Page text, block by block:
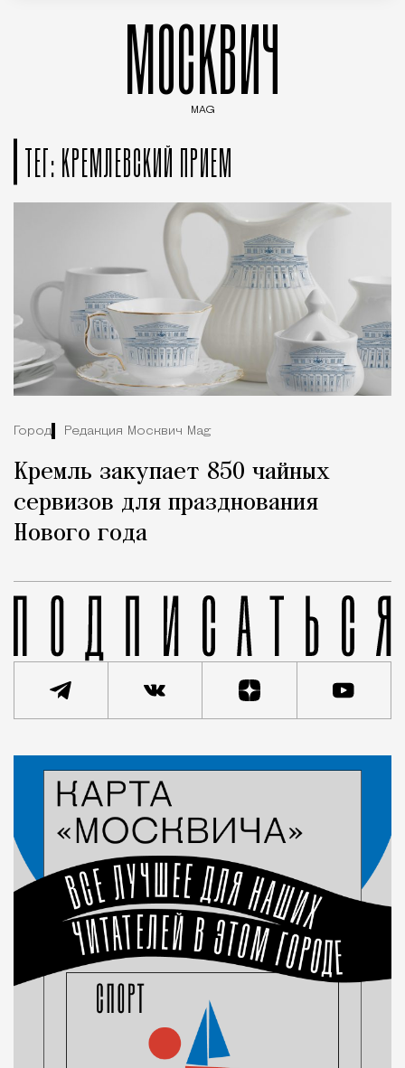
МОСКВИЧ
MAG
ТЕГ: КРЕМЛЕВСКИЙ ПРИЕМ
Город Редакция Москвич Mag
Кремль закупает 850 чайных
сервизов для празднования
Нового года